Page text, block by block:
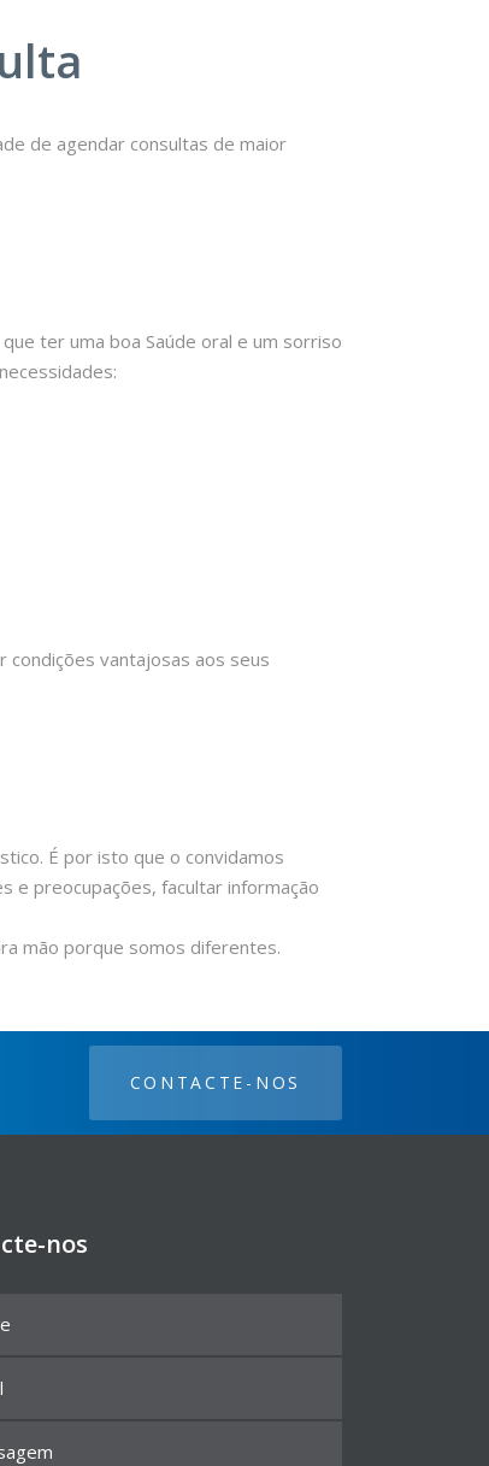
de agendar consultas de maior
ter uma boa Saúde oral e um sorriso
vantajosas aos seus
É por isto que o convidamos
e preocupações, facultar informação
mão porque somos diferentes.
CONTACTE-NOS
nos